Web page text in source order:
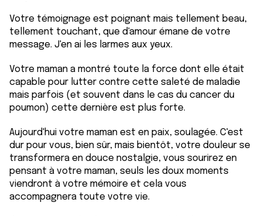
Votre témoignage est poignant mais tellement beau,
tellement touchant, que d'amour émane de votre
message. J'en ai les larmes aux yeux.
Votre maman a montré toute la force dont elle était
capable pour lutter contre cette saleté de maladie
mais parfois (et souvent dans le cas du cancer du
poumon) cette dernière est plus forte.
Aujourd'hui votre maman est en paix, soulagée. C'est
dur pour vous, bien sûr, mais bientôt, votre douleur se
transformera en douce nostalgie, vous sourirez en
pensant à votre maman, seuls les doux moments
viendront à votre mémoire et cela vous
accompagnera toute votre vie.